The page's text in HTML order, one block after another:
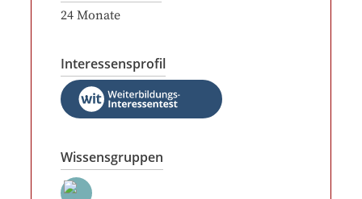
24 Monate
Interessensprofil
Wissensgruppen